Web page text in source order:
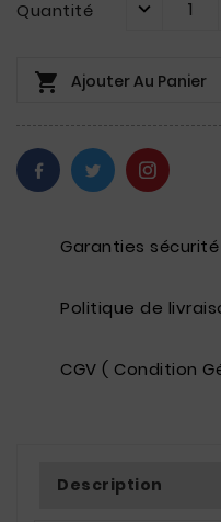
Quantité
 Ajouter Au Panier
Garanties sécurité
Politique de
CGV ( Condition
Description